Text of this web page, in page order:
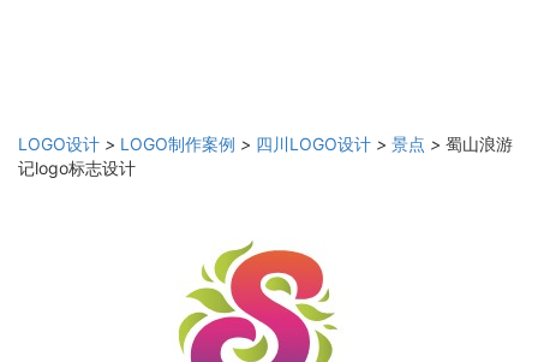
LOGO设计 > LOGO制作案例 > 四川LOGO设计 > 景点 > 蜀山浪游
记logo标志设计